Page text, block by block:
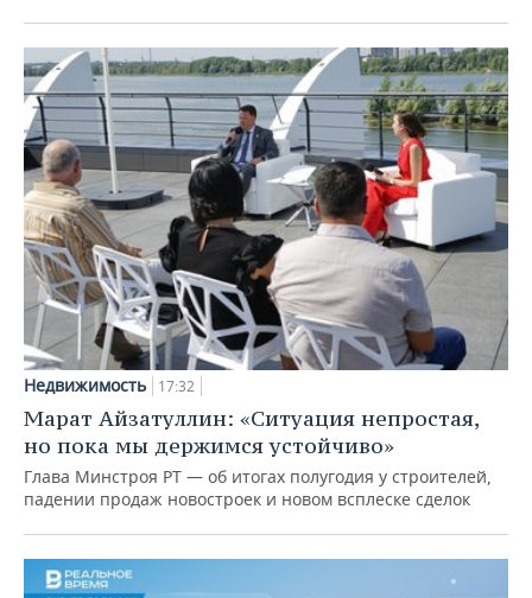
Недвижимость 17:32
Марат Айзатуллин: «Ситуация непростая,
но пока мы держимся устойчиво»
Глава Минстроя РТ — об итогах полугодия у строителей,
падении продаж новостроек и новом всплеске сделок